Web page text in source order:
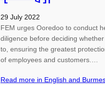
29 July 2022
FEM urges Ooredoo to conduct
diligence before deciding
to, ensuring the greatest
of employees and customers.…
Read more in English and